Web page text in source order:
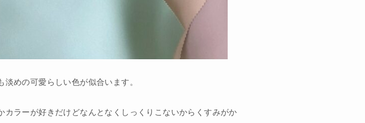
めの可愛らしい色が似合います。
ラーが好きだけどなんとなくしっくりこないからくすみがか